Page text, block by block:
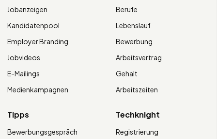
Jobanzeigen
Kandidatenpool
Employer Branding
Jobvideos
E-Mailings
Medienkampagnen
Berufe
Lebenslauf
Bewerbung
Arbeitsvertrag
Gehalt
Arbeitszeiten
Tipps
Bewerbungsgespräch
Techknight
Registrierung